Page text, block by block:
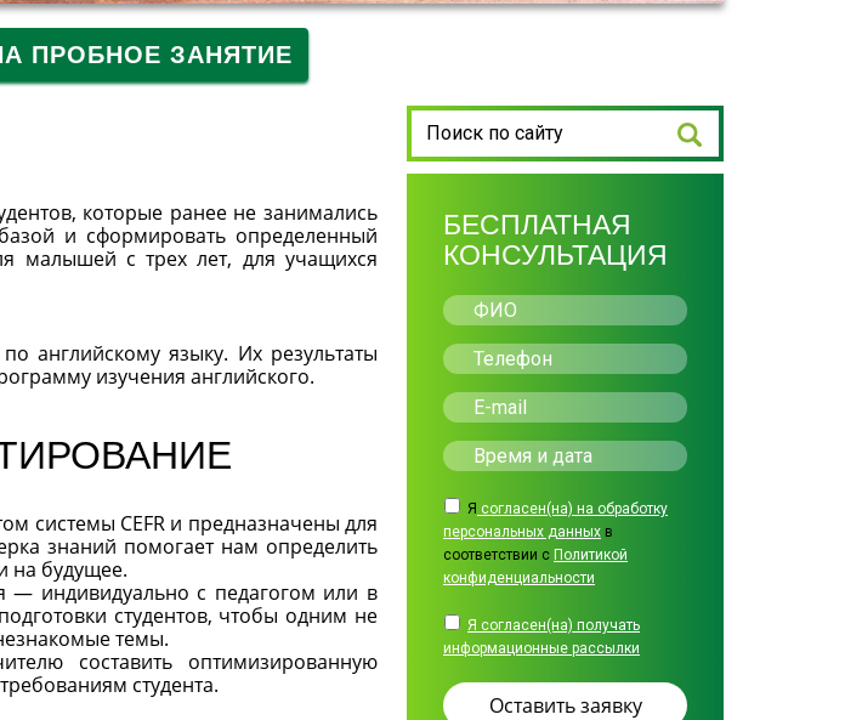
ПРОБНОЕ ЗАНЯТИЕ
которые ранее не занимались
и сформировать определенный
малышей с трех лет, для учащихся
по английскому языку. Их результаты
изучения английского.
системы CEFR и предназначены для
знаний помогает нам определить
на будущее.
— индивидуально с педагогом или в
студентов, чтобы одним не
темы.
составить оптимизированную
студента.
БЕСПЛАТНАЯ
КОНСУЛЬТАЦИЯ
Я согласен(на) на обработку
персональных данных в
соответствии с Политикой
конфиденциальности
Я согласен(на) получать
информационные рассылки